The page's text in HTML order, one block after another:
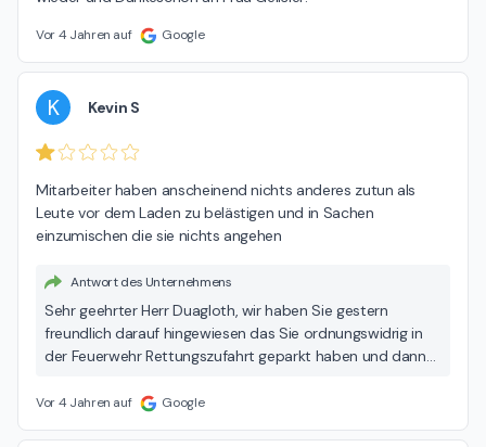
Vor 4 Jahren auf Google
K Kevin S
Mitarbeiter haben anscheinend nichts anderes zutun als
Leute vor dem Laden zu belästigen und in Sachen
einzumischen die sie nichts angehen
Antwort des Unternehmens
Sehr geehrter Herr Duagloth, wir haben Sie gestern
freundlich darauf hingewiesen das Sie ordnungswidrig in
der Feuerwehr Rettungszufahrt geparkt haben und dann
Wortwahl Ihrer Antwort war nicht angemessen... Mit
Vor 4 Jahren auf Google